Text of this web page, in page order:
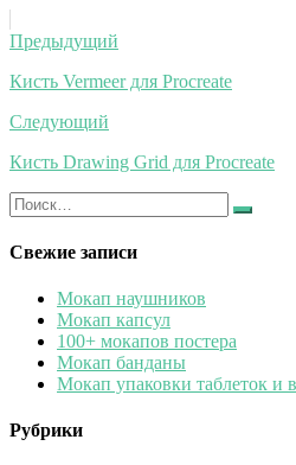
Навигация
по
записям
Предыдущий
Кисть Vermeer для Procreate
Следующий
Кисть Drawing Grid для Procreate
Искать:
Найти
Свежие записи
Мокап наушников
Мокап капсул
100+ мокапов постера
Мокап банданы
Мокап упаковки таблеток
Рубрики